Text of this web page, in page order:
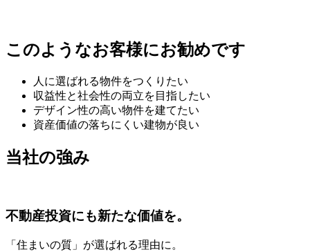
このようなお客様にお勧めです
⼈に選ばれる物件をつくりたい
収益性と社会性の両⽴を⽬指したい
デザイン性の⾼い物件を建てたい
資産価値の落ちにくい建物が良い
当社の強み
不動産投資にも新たな価値を。
「住まいの質」が選ばれる理由に。